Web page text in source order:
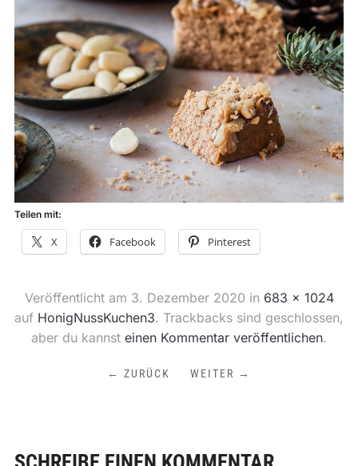
Teilen mit:
X Facebook Pinterest
Veröffentlicht am 3. Dezember 2020 in 683 × 1024
auf HonigNussKuchen3. Trackbacks sind geschlossen,
aber du kannst einen Kommentar veröffentlichen.
← ZURÜCK WEITER →